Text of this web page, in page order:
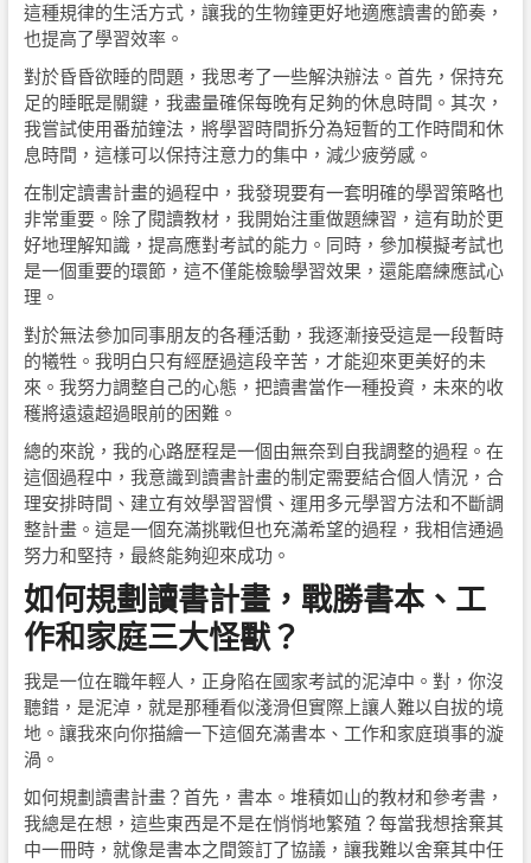
這種規律的生活方式，讓我的生物鐘更好地適應讀書的節奏，
也提高了學習效率。
對於昏昏欲睡的問題，我思考了一些解決辦法。首先，保持充
足的睡眠是關鍵，我盡量確保每晚有足夠的休息時間。其次，
我嘗試使用番茄鐘法，將學習時間拆分為短暫的工作時間和休
息時間，這樣可以保持注意力的集中，減少疲勞感。
在制定讀書計畫的過程中，我發現要有一套明確的學習策略也
非常重要。除了閱讀教材，我開始注重做題練習，這有助於更
好地理解知識，提高應對考試的能力。同時，參加模擬考試也
是一個重要的環節，這不僅能檢驗學習效果，還能磨練應試心
理。
對於無法參加同事朋友的各種活動，我逐漸接受這是一段暫時
的犧牲。我明白只有經歷過這段辛苦，才能迎來更美好的未
來。我努力調整自己的心態，把讀書當作一種投資，未來的收
穫將遠遠超過眼前的困難。
總的來說，我的心路歷程是一個由無奈到自我調整的過程。在
這個過程中，我意識到讀書計畫的制定需要結合個人情況，合
理安排時間、建立有效學習習慣、運用多元學習方法和不斷調
整計畫。這是一個充滿挑戰但也充滿希望的過程，我相信通過
努力和堅持，最終能夠迎來成功。
如何規劃讀書計畫，戰勝書本、工
作和家庭三大怪獸？
我是一位在職年輕人，正身陷在國家考試的泥淖中。對，你沒
聽錯，是泥淖，就是那種看似淺滑但實際上讓人難以自拔的境
地。讓我來向你描繪一下這個充滿書本、工作和家庭瑣事的漩
渦。
如何規劃讀書計畫？首先，書本。堆積如山的教材和參考書，
我總是在想，這些東西是不是在悄悄地繁殖？每當我想捨棄其
中一冊時，就像是書本之間簽訂了協議，讓我難以舍棄其中任